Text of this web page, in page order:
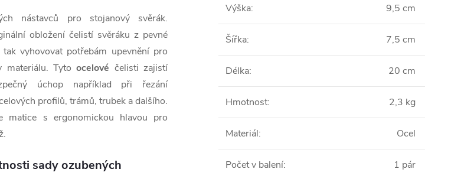
nástavců pro stojanový svěrák.
obložení čelistí svěráku z pevné
vyhovovat potřebám upevnění pro
materiálu. Tytoocelové čelisti zajistí
úchop například při řezání
profilů, trámů, trubek a dalšího.
matice s ergonomickou hlavou pro
sady ozubených
Výška: 9,5 cm
Šířka: 7,5 cm
Délka: 20 cm
Hmotnost: 2,3 kg
Materiál: Ocel
Počet v balení: 1 pár